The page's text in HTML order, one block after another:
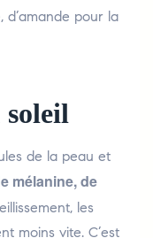
d’amande pour la
de la peau et
mélanine, de
les
moins vite. C’est